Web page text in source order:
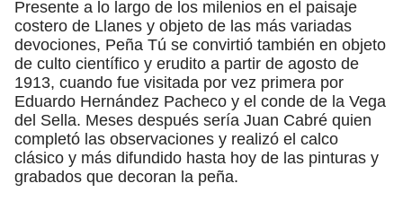
Presente a lo largo de los milenios en el paisaje
costero de Llanes y objeto de las más variadas
devociones, Peña Tú se convirtió también en objeto
de culto científico y erudito a partir de agosto de
1913, cuando fue visitada por vez primera por
Eduardo Hernández Pacheco y el conde de la Vega
del Sella. Meses después sería Juan Cabré quien
completó las observaciones y realizó el calco
clásico y más difundido hasta hoy de las pinturas y
grabados que decoran la peña.